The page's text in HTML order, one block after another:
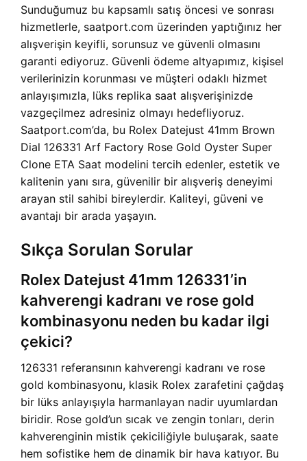
Sunduğumuz bu kapsamlı satış öncesi ve sonrası
hizmetlerle, saatport.com üzerinden yaptığınız her
alışverişin keyifli, sorunsuz ve güvenli olmasını
garanti ediyoruz. Güvenli ödeme altyapımız, kişisel
verilerinizin korunması ve müşteri odaklı hizmet
anlayışımızla, lüks replika saat alışverişinizde
vazgeçilmez adresiniz olmayı hedefliyoruz.
Saatport.com’da, bu Rolex Datejust 41mm Brown
Dial 126331 Arf Factory Rose Gold Oyster Super
Clone ETA Saat modelini tercih edenler, estetik ve
kalitenin yanı sıra, güvenilir bir alışveriş deneyimi
arayan stil sahibi bireylerdir. Kaliteyi, güveni ve
avantajı bir arada yaşayın.
Sıkça Sorulan Sorular
Rolex Datejust 41mm 126331’in
kahverengi kadranı ve rose gold
kombinasyonu neden bu kadar ilgi
çekici?
126331 referansının kahverengi kadranı ve rose
gold kombinasyonu, klasik Rolex zarafetini çağdaş
bir lüks anlayışıyla harmanlayan nadir uyumlardan
biridir. Rose gold’un sıcak ve zengin tonları, derin
kahverenginin mistik çekiciliğiyle buluşarak, saate
hem sofistike hem de dinamik bir hava katıyor. Bu